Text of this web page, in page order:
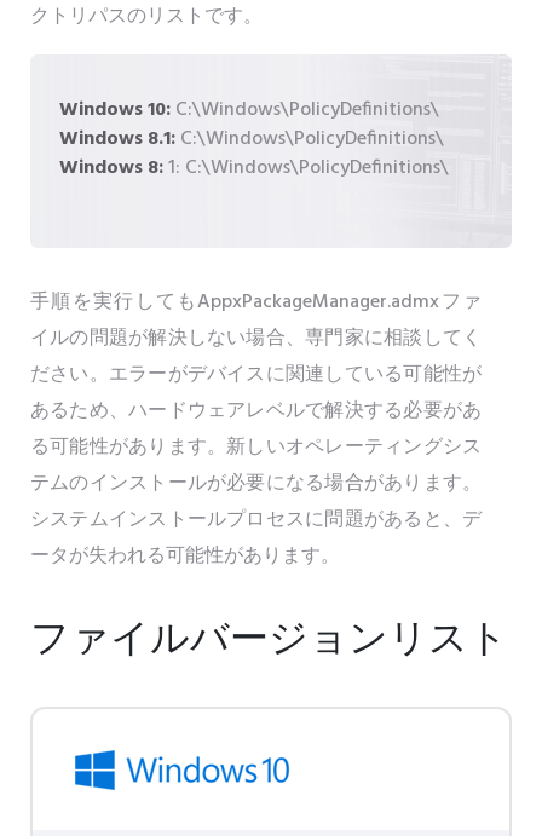
クトリパスのリストです。
Windows 10:C:\Windows\PolicyDefinitions\
Windows 8.1:C:\Windows\PolicyDefinitions\
Windows 8:1: C:\Windows\PolicyDefinitions\
手順を実行してもAppxPackageManager.admxファ
イルの問題が解決しない場合、専門家に相談してく
ださい。エラーがデバイスに関連している可能性が
あるため、ハードウェアレベルで解決する必要があ
る可能性があります。新しいオペレーティングシス
テムのインストールが必要になる場合があります。
システムインストールプロセスに問題があると、デ
ータが失われる可能性があります。
ファイルバージョンリスト